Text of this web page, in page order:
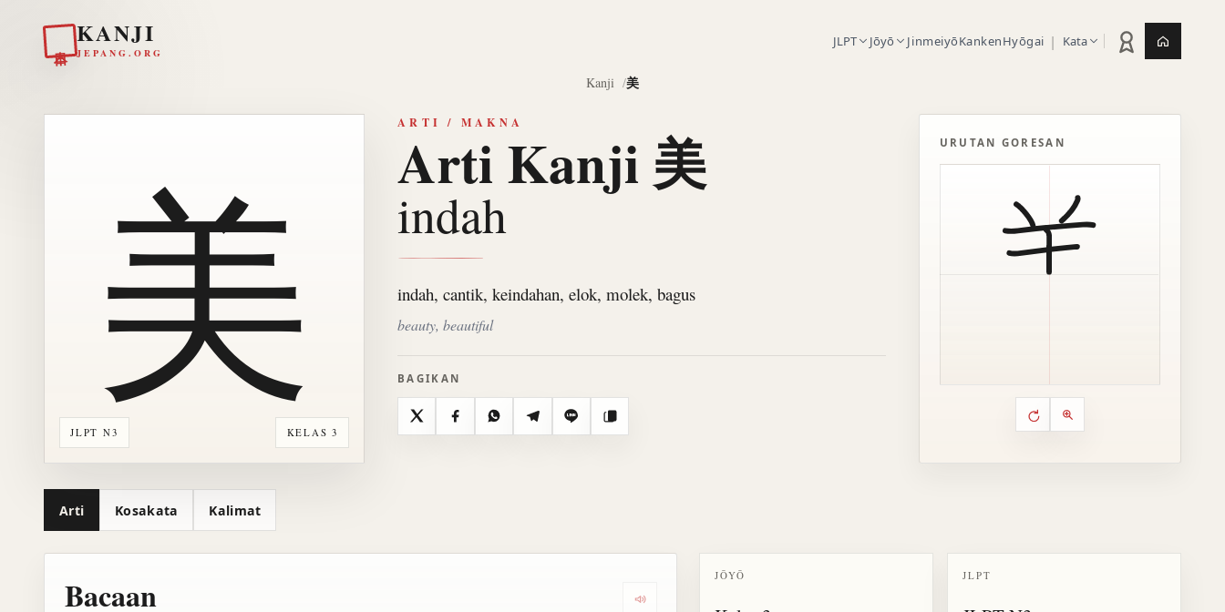
KANJI
JEPANG.ORG
JLPT Jōyō JinmeiyōKankenHyōgai | Kata Statistik latihan
Kanji 美
JLPT N3 KELAS 3
美
ARTI / MAKNA
Arti Kanji 美
indah
indah, cantik, keindahan, elok, molek, bagus
beauty, beautiful
BAGIKAN
X FacebookWhatsAppTelegramLine Salin
URUTAN GORESAN
Kontrol animasi urutan
Putar ulang animasi
Perbesar animasi
Arti Kosakata Kalimat
Bacaan Dengarkan semua bacaan untuk kanji 美
JŌYŌ JLPT